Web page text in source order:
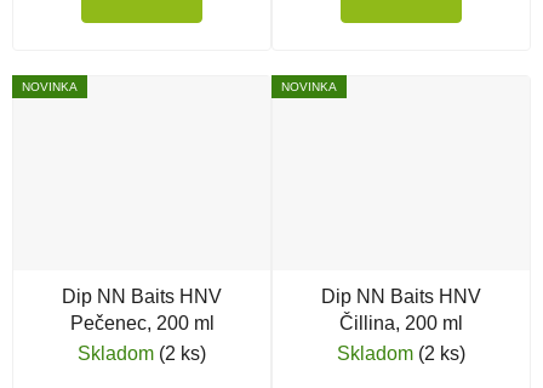
NOVINKA
Dip NN Baits HNV
Pečenec, 200 ml
Skladom (2 ks)
NOVINKA
Dip NN Baits HNV
Čillina, 200 ml
Skladom (2 ks)